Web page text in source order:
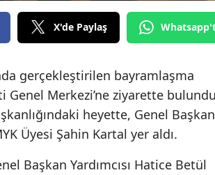
X'de Paylaş
gerçekleştirilen bayramlaşma
Genel Merkezi’ne ziyarette
heyette, Genel Başkan
Üyesi Şahin Kartal yer aldı.
Başkan Yardımcısı Hatice Betül